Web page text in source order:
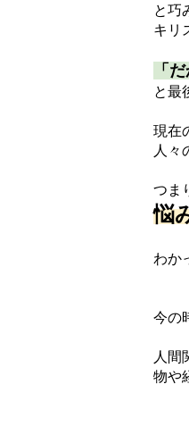
と巧
キリ
「
と最
現在
人々
つま
悩
わか
今の
人間
物や